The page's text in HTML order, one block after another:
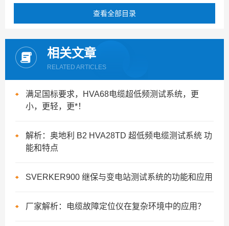
查看全部目录
相关文章
RELATED ARTICLES
满足国标要求，HVA68电缆超低频测试系统，更
小，更轻，更*！
解析：奥地利 B2 HVA28TD 超低频电缆测试系统 功
能和特点
SVERKER900 继保与变电站测试系统的功能和应用
厂家解析：电缆故障定位仪在复杂环境中的应用？